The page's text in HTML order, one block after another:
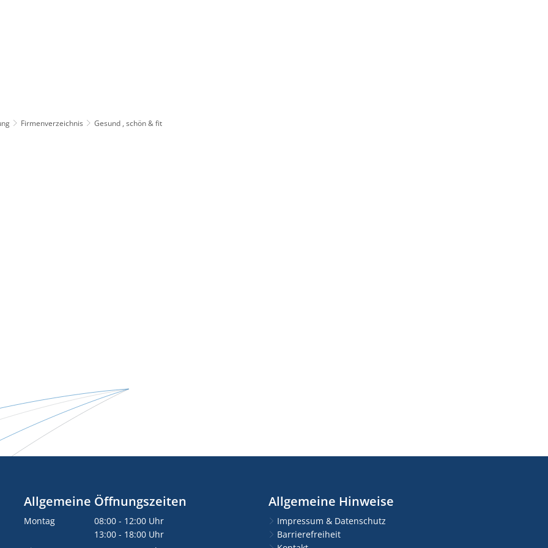
Firmenverzeichnis Gesund , schön & fit
Allgemeine Öffnungszeiten
Montag 08:00 - 12:00 Uhr
Von 08:00 bis 12:00 Uhr
13:00 - 18:00 Uhr
Allgemeine Hinweise
Impressum & Datenschutz
Barrierefreiheit